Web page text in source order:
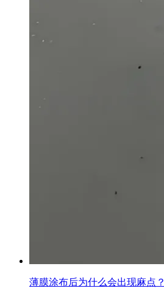
薄膜涂布后为什么会出现麻点？